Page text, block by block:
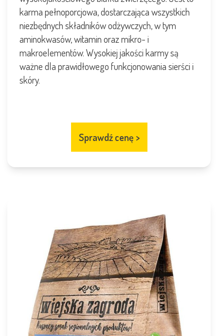
karma pełnoporcjowa, dostarczająca wszystkich
niezbędnych składników odżywczych, w tym
aminokwasów, witamin oraz mikro- i
makroelementów. Wysokiej jakości karmy są
ważne dla prawidłowego funkcjonowania sierści i
skóry.
Sprawdź cenę >